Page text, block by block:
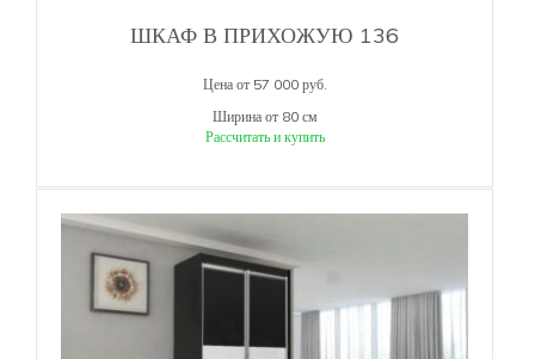
ШКАФ В ПРИХОЖУЮ 136
Цена от 57 000 руб.
Ширина от 80 см
Рассчитать и купить